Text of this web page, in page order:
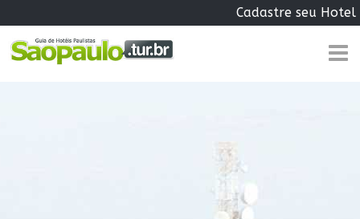
Cadastre seu Hotel